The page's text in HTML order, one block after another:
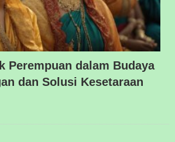
Perempuan dalam Budaya
dan Solusi Kesetaraan